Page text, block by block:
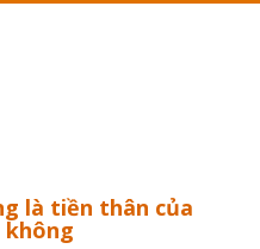
là tiền thân của
không